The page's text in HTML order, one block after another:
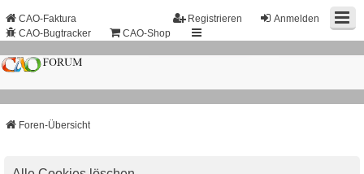
Anmelden
Registrieren
CAO-Faktura
CAO-Bugtracker
CAO-Shop
Foren-Übersicht